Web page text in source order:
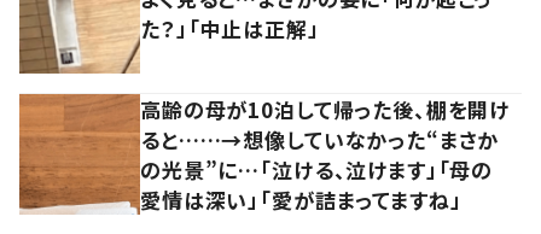
た？」「中止は正解」
高齢の母が10泊して帰った後、棚を開け
ると……→想像していなかった“まさか
の光景”に…「泣ける、泣けます」「母の
愛情は深い」「愛が詰まってますね」